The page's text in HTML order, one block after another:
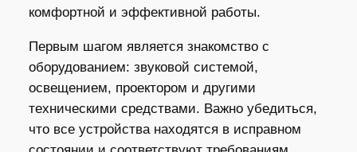
комфортной и эффективной работы.
Первым шагом является знакомство с
оборудованием: звуковой системой,
освещением, проектором и другими
техническими средствами. Важно убедиться,
что все устройства находятся в исправном